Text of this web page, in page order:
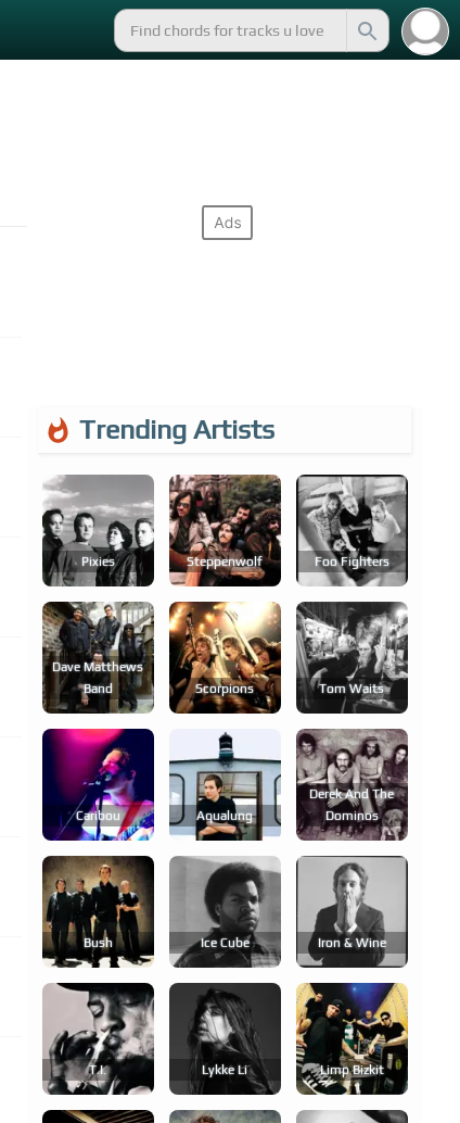
Trending Artists
Pixies Steppenwolf Foo Fighters
Dave Matthews
Band
Scorpions Tom Waits
Caribou Aqualung
Derek And The
Dominos
Bush Ice Cube Iron & Wine
T.i. Lykke Li Limp Bizkit